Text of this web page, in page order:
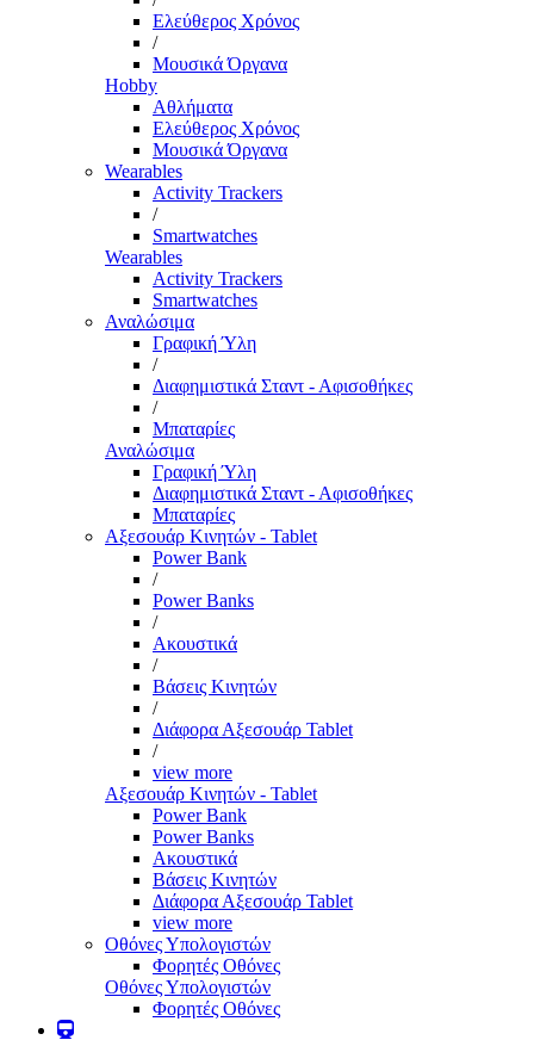
Ελεύθερος Χρόνος
/
Μουσικά Όργανα
Hobby
Αθλήματα
Ελεύθερος Χρόνος
Μουσικά Όργανα
Wearables
Activity Trackers
/
Smartwatches
Wearables
Activity Trackers
Smartwatches
Αναλώσιμα
Γραφική Ύλη
/
Διαφημιστικά Σταντ - Αφισοθήκες
/
Μπαταρίες
Αναλώσιμα
Γραφική Ύλη
Διαφημιστικά Σταντ - Αφισοθήκες
Μπαταρίες
Αξεσουάρ Κινητών - Tablet
Power Bank
/
Power Banks
/
Ακουστικά
/
Βάσεις Κινητών
/
Διάφορα Αξεσουάρ Tablet
/
view more
Αξεσουάρ Κινητών - Tablet
Power Bank
Power Banks
Ακουστικά
Βάσεις Κινητών
Διάφορα Αξεσουάρ Tablet
view more
Οθόνες Υπολογιστών
Φορητές Οθόνες
Οθόνες Υπολογιστών
Φορητές Οθόνες